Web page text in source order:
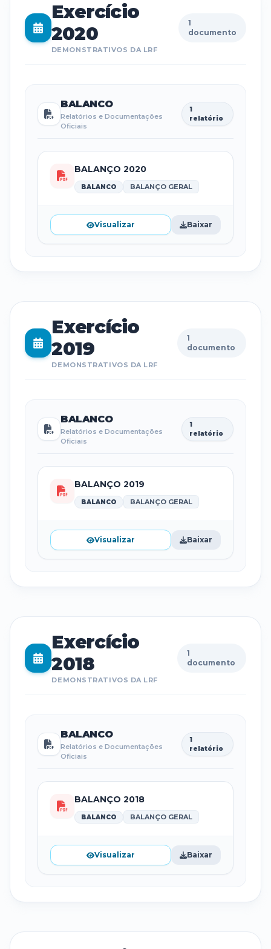
Exercício
2020
DEMONSTRATIVOS DA LRF
1
documento
BALANCO
Relatórios e Documentações
Oficiais
1
relatório
BALANÇO 2020
BALANCO BALANÇO GERAL
Visualizar Baixar
Exercício
2019
DEMONSTRATIVOS DA LRF
1
documento
BALANCO
Relatórios e Documentações
Oficiais
1
relatório
BALANÇO 2019
BALANCO BALANÇO GERAL
Visualizar Baixar
Exercício
2018
DEMONSTRATIVOS DA LRF
1
documento
BALANCO
Relatórios e Documentações
Oficiais
1
relatório
BALANÇO 2018
BALANCO BALANÇO GERAL
Visualizar Baixar